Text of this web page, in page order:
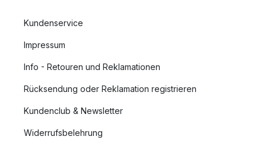
Kundenservice
Impressum
Info - Retouren und Reklamationen
Rücksendung oder Reklamation registrieren
Kundenclub & Newsletter
Widerrufsbelehrung